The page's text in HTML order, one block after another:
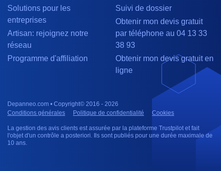
Solutions pour les
entreprises
Artisan: rejoignez notre
réseau
Programme d'affiliation
Suivi de dossier
Obtenir mon devis gratuit
par téléphone au 04 13 33
38 93
Obtenir mon devis gratuit en
ligne
Depanneo.com • Copyright© 2016 - 2026
Conditions générales
Politique de confidentialité Cookies
La gestion des avis clients est assurée par la plateforme Trustpilot et fait
l'objet d'un contrôle a posteriori. Ils sont publiés pour une durée maximale de
10 ans.